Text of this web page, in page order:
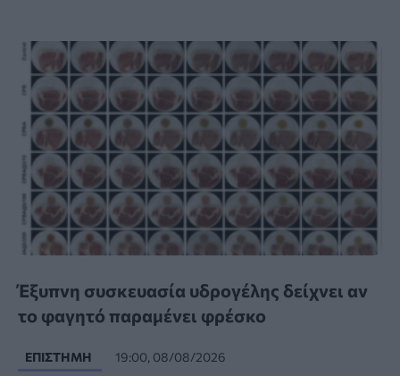
Έξυπνη συσκευασία υδρογέλης δείχνει αν
το φαγητό παραμένει φρέσκο
ΕΠΙΣΤΉΜΗ 19:00, 08/08/2026